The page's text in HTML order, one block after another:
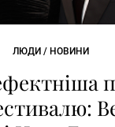
ЛЮДИ / НОВИНИ